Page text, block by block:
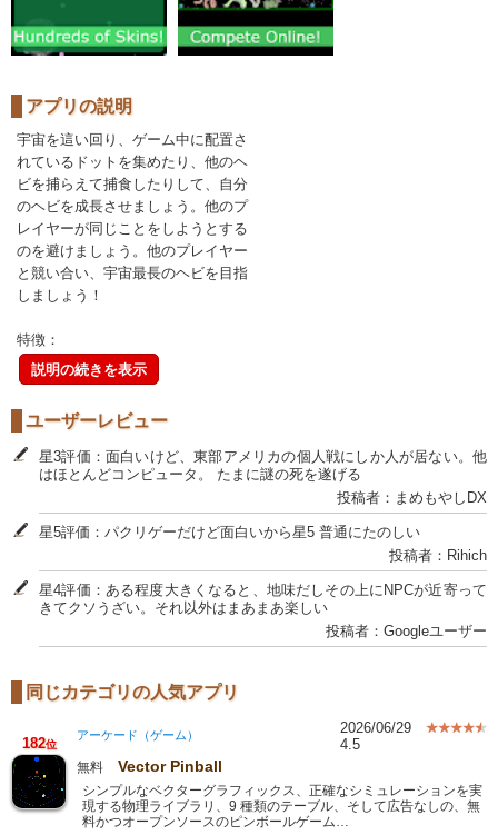
アプリの説明
宇宙を這い回り、ゲーム中に配置さ
れているドットを集めたり、他のヘ
ビを捕らえて捕食したりして、自分
のヘビを成長させましょう。他のプ
レイヤーが同じことをしようとする
のを避けましょう。他のプレイヤー
と競い合い、宇宙最長のヘビを目指
しましょう！
特徴：
説明の続きを表示
ユーザーレビュー
星3評価：面白いけど、東部アメリカの個人戦にしか人が居ない。他
はほとんどコンピュータ。 たまに謎の死を遂げる
投稿者：まめもやしDX
星5評価：パクリゲーだけど面白いから星5 普通にたのしい
投稿者：Rihich
星4評価：ある程度大きくなると、地味だしその上にNPCが近寄って
きてクソうざい。それ以外はまあまあ楽しい
投稿者：Googleユーザー
同じカテゴリの人気アプリ
182位
アーケード（ゲーム）
2026/06/29
4.5
無料 Vector Pinball
シンプルなベクターグラフィックス、正確なシミュレーションを実
現する物理ライブラリ、9 種類のテーブル、そして広告なしの、無
料かつオープンソースのピンボールゲーム…